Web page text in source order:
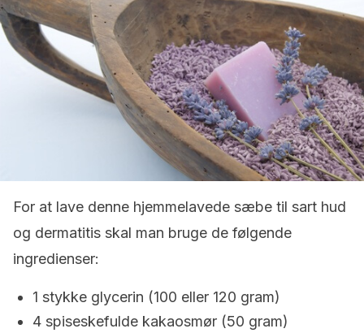
For at lave denne hjemmelavede sæbe til sart hud
og dermatitis skal man bruge de følgende
ingredienser:
1 stykke glycerin (100 eller 120 gram)
4 spiseskefulde kakaosmør (50 gram)